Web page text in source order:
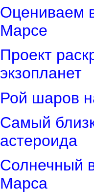
Оцениваем
Марсе
Проект
экзопланет
Рой шаров
Самый
астероида
Солнечный
Марса